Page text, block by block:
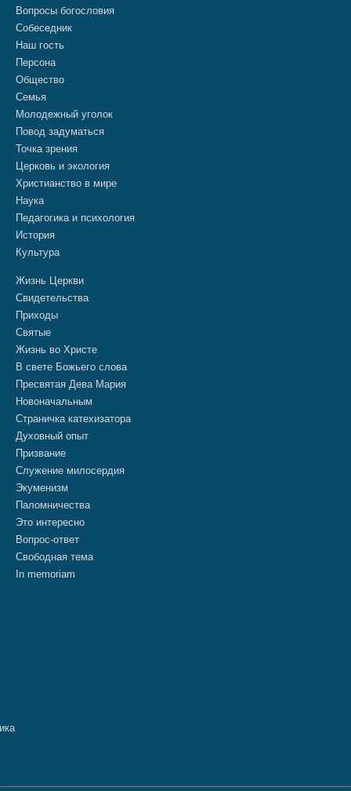
Вопросы богословия
Собеседник
Наш гость
Персона
Общество
Семья
Молодежный уголок
Повод задуматься
Точка зрения
Церковь и экология
Христианство в мире
Наука
Педагогика и психология
История
Культура
Жизнь Церкви
Свидетельства
Приходы
Святые
Жизнь во Христе
В свете Божьего слова
Пресвятая Дева Мария
Новоначальным
Страничка катехизатора
Духовный опыт
Призвание
Служение милосердия
Экуменизм
Паломничества
Это интересно
Вопрос-ответ
Свободная тема
In memoriam